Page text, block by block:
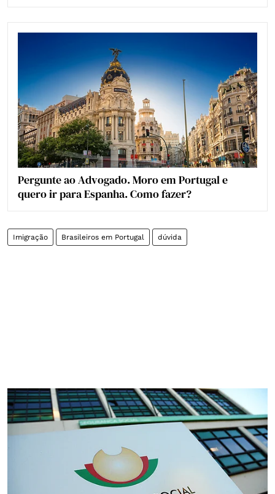
Pergunte ao Advogado. Moro em Portugal e
quero ir para Espanha. Como fazer?
Imigração Brasileiros em Portugal dúvida